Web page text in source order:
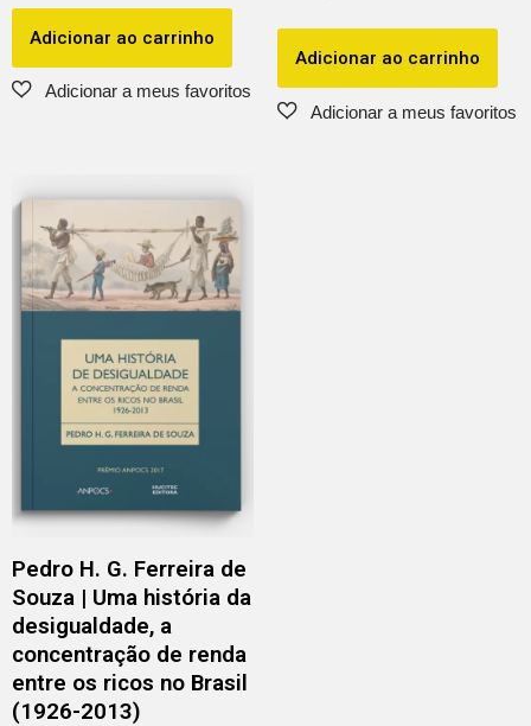
Adicionar ao carrinho
Adicionar ao carrinho
Pedro H. G. Ferreira de
Souza | Uma história da
desigualdade, a
concentração de renda
entre os ricos no Brasil
(1926-2013)